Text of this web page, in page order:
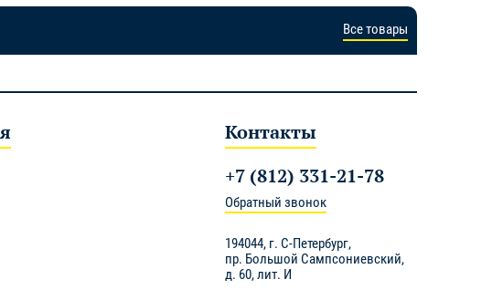
Все товары
Контакты
+7 (812) 331-21-78
Обратный звонок
194044, г. С-Петербург,
пр. Большой Сампсониевский,
д. 60, лит. И